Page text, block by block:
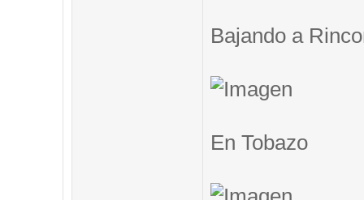
Bajando a
En Tobazo